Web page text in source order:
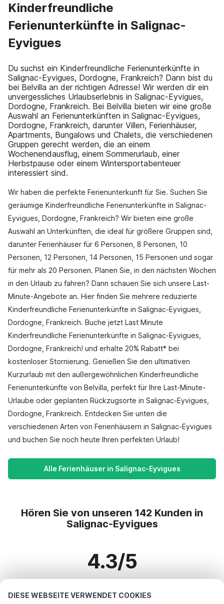
DIESE WEBSEITE VERWENDET COOKIES
Kinderfreundliche
Ferienunterkünfte in Salignac-
Eyvigues
Du suchst ein Kinderfreundliche Ferienunterkünfte in
Salignac-Eyvigues, Dordogne, Frankreich? Dann bist du
bei Belvilla an der richtigen Adresse! Wir werden dir ein
unvergessliches Urlaubserlebnis in Salignac-Eyvigues,
Dordogne, Frankreich. Bei Belvilla bieten wir eine große
Auswahl an Ferienunterkünften in Salignac-Eyvigues,
Dordogne, Frankreich, darunter Villen, Ferienhäuser,
Apartments, Bungalows und Chalets, die verschiedenen
Gruppen gerecht werden, die an einem
Wochenendausflug, einem Sommerurlaub, einer
Herbstpause oder einem Wintersportabenteuer
interessiert sind.
Wir haben die perfekte Ferienunterkunft für Sie. Suchen Sie
geräumige Kinderfreundliche Ferienunterkünfte in Salignac-
Eyvigues, Dordogne, Frankreich? Wir bieten eine große
Auswahl an Unterkünften, die ideal für größere Gruppen sind,
darunter Ferienhäuser für 6 Personen, 8 Personen, 10
Personen, 12 Personen, 14 Personen, 15 Personen und sogar
für mehr als 20 Personen. Planen Sie, in den nächsten Wochen
in den Urlaub zu fahren? Dann schauen Sie sich unsere Last-
Minute-Angebote an. Hier finden Sie mehrere reduzierte
Kinderfreundliche Ferienunterkünfte in Salignac-Eyvigues,
Dordogne, Frankreich. Buche jetzt Last Minute
Kinderfreundliche Ferienunterkünfte in Salignac-Eyvigues,
Dordogne, Frankreich! und erhalte 20% Rabatt* bei
kostenloser Stornierung. Genießen Sie den ultimativen
Kurzurlaub mit den außergewöhnlichen Kinderfreundliche
Ferienunterkünfte von Belvilla, perfekt für Ihre Last-Minute-
Urlaube oder geplanten Rückzugsorte in Salignac-Eyvigues,
Dordogne, Frankreich. Entdecken Sie unten die
verschiedenen Arten von Ferienhäusern in Salignac-Eyvigues
und buchen Sie noch heute Ihren perfekten Urlaub!
Alle Ferienhäuser in Salignac-Eyvigues
Hören Sie von unseren 142 Kunden in
Salignac-Eyvigues
4.3/5